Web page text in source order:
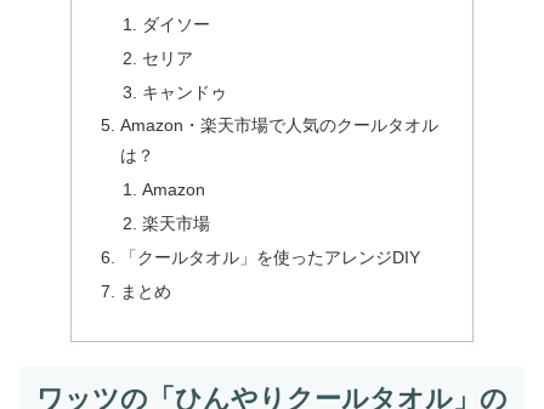
ダイソー
セリア
キャンドゥ
Amazon・楽天市場で人気のクールタオル
は？
Amazon
楽天市場
「クールタオル」を使ったアレンジDIY
まとめ
ワッツの「ひんやりクールタオル」の